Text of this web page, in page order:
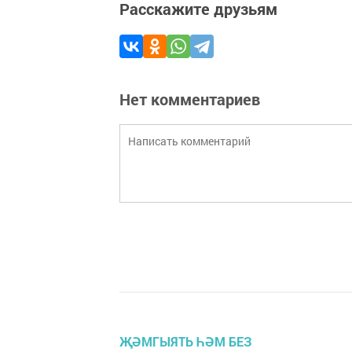
Расскажите друзьям
Нет комментариев
ҖӘМГЫЯТЬ ҺӘМ БЕЗ